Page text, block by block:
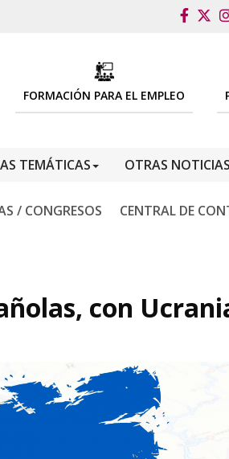
FORMACIÓN PARA EL EMPLEO
TEMÁTICAS OTRAS NOTICIAS
/ CONGRESOS CENTRAL DE
con